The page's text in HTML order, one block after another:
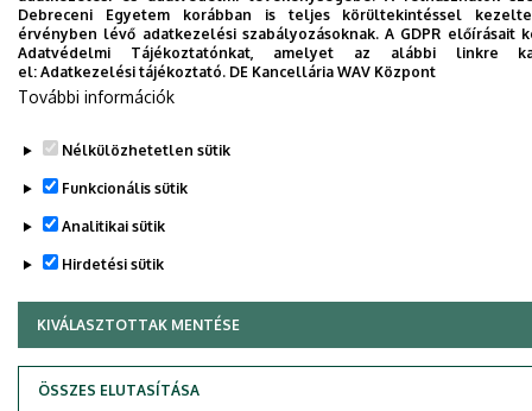
Debreceni Egyetem korábban is teljes körültekintéssel
érvényben lévő adatkezelési szabályozásoknak. A GDPR előírásait
Adatvédelmi Tájékoztatónkat, amelyet az alábbi linkre
el: Adatkezelési tájékoztató. DE Kancellária WAV Központ
További információk
Nélkülözhetetlen sütik
Funkcionális sütik
Analitikai sütik
Hirdetési sütik
KIVÁLASZTOTTAK MENTÉSE
ÖSSZES ELUTASÍTÁSA
WITHDRAW CONSENT